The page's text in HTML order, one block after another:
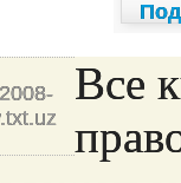
Все